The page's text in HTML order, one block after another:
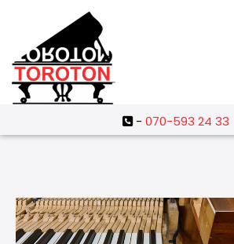
- 070-593 24 33